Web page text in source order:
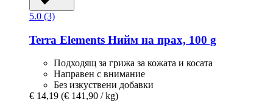
5.0 (3)
Terra Elements Нийм на прах, 100 g
Подходящ за грижа за кожата и косата
Направен с внимание
Без изкуствени добавки
€ 14,19 (€ 141,90 / kg)